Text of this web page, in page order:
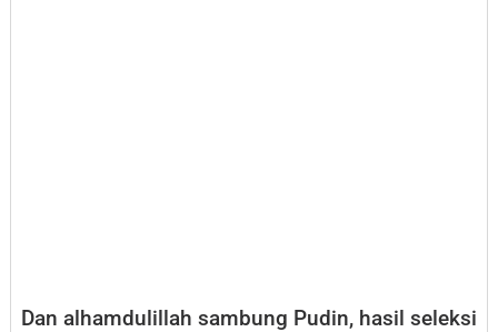
Dan alhamdulillah sambung Pudin, hasil seleksi